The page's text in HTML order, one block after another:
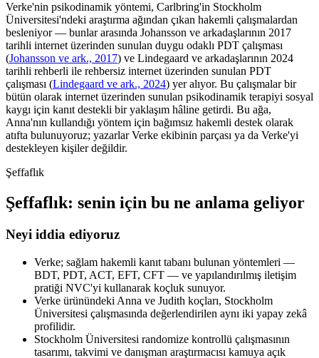
Verke'nin psikodinamik yöntemi, Carlbring'in Stockholm
Üniversitesi'ndeki araştırma ağından çıkan hakemli çalışmalardan
besleniyor — bunlar arasında Johansson ve arkadaşlarının 2017
tarihli internet üzerinden sunulan duygu odaklı PDT çalışması
(Johansson ve ark., 2017) ve Lindegaard ve arkadaşlarının 2024
tarihli rehberli ile rehbersiz internet üzerinden sunulan PDT
çalışması (Lindegaard ve ark., 2024) yer alıyor. Bu çalışmalar bir
bütün olarak internet üzerinden sunulan psikodinamik terapiyi sosyal
kaygı için kanıt destekli bir yaklaşım hâline getirdi. Bu ağa,
Anna'nın kullandığı yöntem için bağımsız hakemli destek olarak
atıfta bulunuyoruz; yazarlar Verke ekibinin parçası ya da Verke'yi
destekleyen kişiler değildir.
Şeffaflık
Şeffaflık: senin için bu ne anlama geliyor
Neyi iddia ediyoruz
Verke; sağlam hakemli kanıt tabanı bulunan yöntemleri —
BDT, PDT, ACT, EFT, CFT — ve yapılandırılmış iletişim
pratiği NVC'yi kullanarak koçluk sunuyor.
Verke ürünündeki Anna ve Judith koçları, Stockholm
Üniversitesi çalışmasında değerlendirilen aynı iki yapay zekâ
profilidir.
Stockholm Üniversitesi randomize kontrollü çalışmasının
tasarımı, takvimi ve danışman araştırmacısı kamuya açık